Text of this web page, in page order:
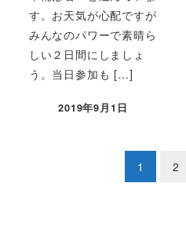
す。お天気が心配ですが
みんなのパワーで素晴ら
しい２日間にしましょ
う。当日参加も […]
投稿日
2019年9月1日
1 2